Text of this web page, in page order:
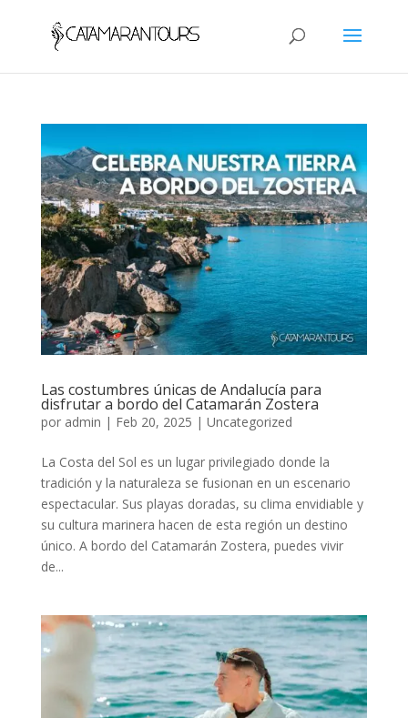
Las costumbres únicas de Andalucía para
disfrutar a bordo del Catamarán Zostera
por admin | Feb 20, 2025 | Uncategorized
La Costa del Sol es un lugar privilegiado donde la
tradición y la naturaleza se fusionan en un escenario
espectacular. Sus playas doradas, su clima envidiable y
su cultura marinera hacen de esta región un destino
único. A bordo del Catamarán Zostera, puedes vivir
de...